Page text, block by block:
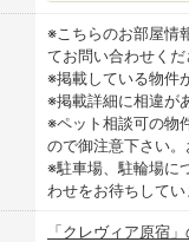
※こちらのお部屋情
てお問い合わせくだ
※掲載している物件
※掲載詳細に相違が
※ペット相談可の物
ので御注意下さい
※駐車場、駐輪場に
わせをお待ちしてい
「クレヴィア原宿